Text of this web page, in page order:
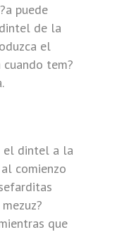
puede
de la
el
cuando tem?
el dintel a la
comienzo
que